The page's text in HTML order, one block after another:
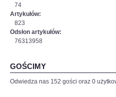
74
Artykułów:
823
Odsłon artykułów:
76313958
GOŚCIMY
Odwiedza nas 152 gości oraz 0